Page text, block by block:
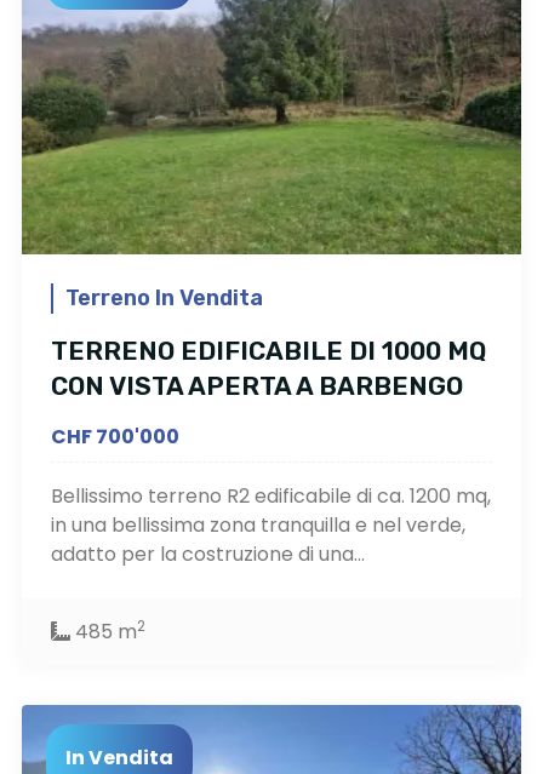
Terreno In Vendita
TERRENO EDIFICABILE DI 1000 MQ
CON VISTA APERTA A BARBENGO
CHF 700'000
Bellissimo terreno R2 edificabile di ca. 1200 mq,
in una bellissima zona tranquilla e nel verde,
adatto per la costruzione di una...
485 m2
In Vendita